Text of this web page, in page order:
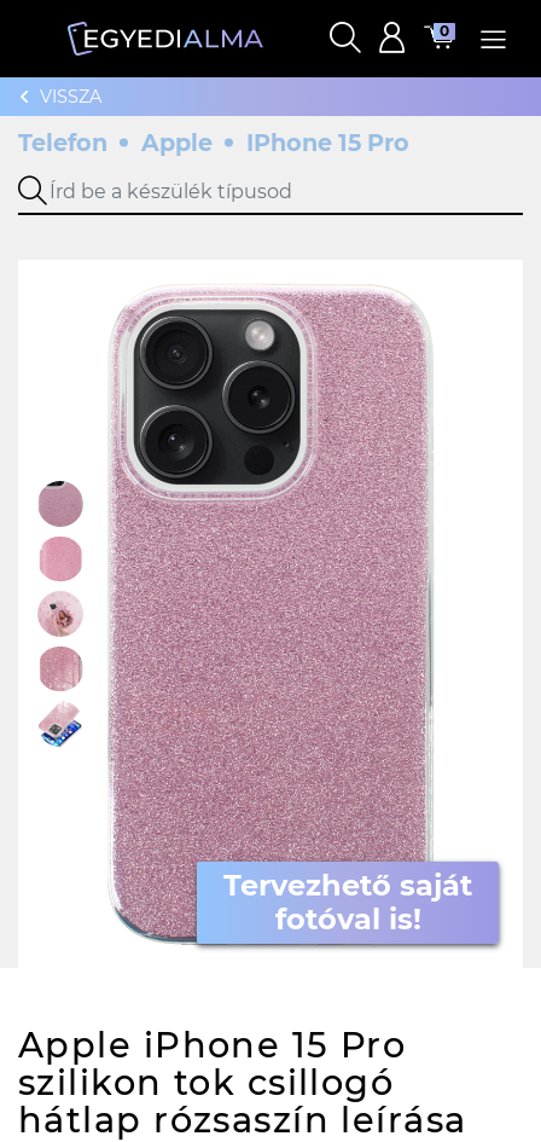
0
VISSZA
Telefon Apple IPhone 15 Pro
Tervezhető saját
fotóval is!
Apple iPhone 15 Pro
szilikon tok csillogó
hátlap rózsaszín leírása